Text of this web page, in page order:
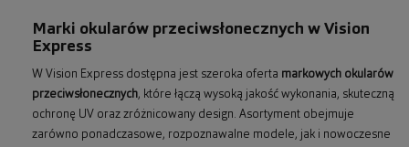
Marki okularów przeciwsłonecznych w Vision
Express
W Vision Express dostępna jest szeroka oferta markowych okularów
przeciwsłonecznych, które łączą wysoką jakość wykonania, skuteczną
ochronę UV oraz zróżnicowany design. Asortyment obejmuje
zarówno ponadczasowe, rozpoznawalne modele, jak i nowoczesne